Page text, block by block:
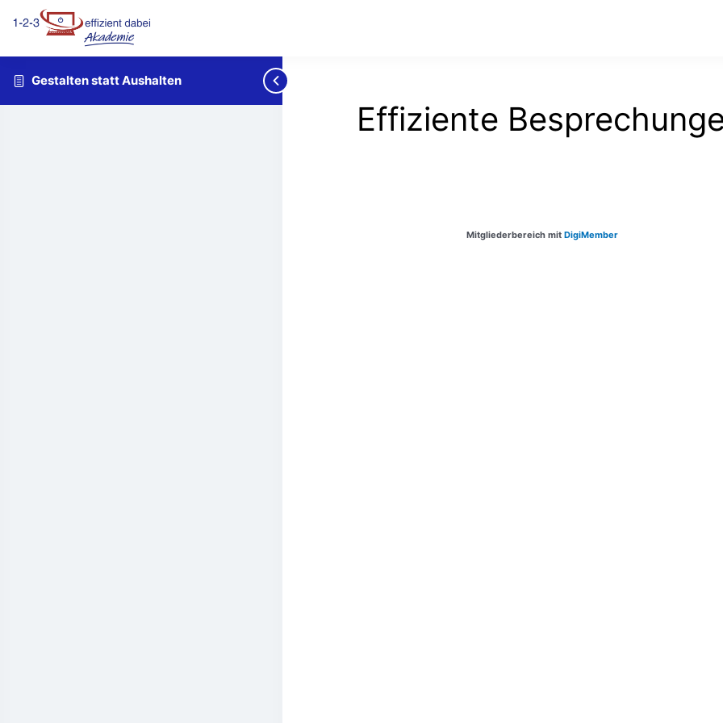
Gestalten statt Aushalten
Effiziente
Mitgliederbereich mit DigiMember